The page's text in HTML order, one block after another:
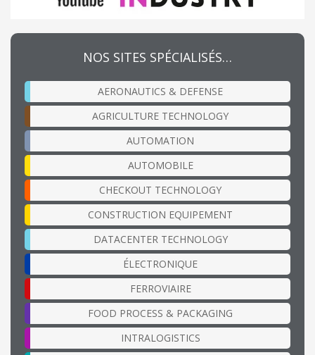
NOS SITES SPÉCIALISÉS…
AERONAUTICS & DEFENSE
AGRICULTURE TECHNOLOGY
AUTOMATION
AUTOMOBILE
CHECKOUT TECHNOLOGY
CONSTRUCTION EQUIPEMENT
DATACENTER TECHNOLOGY
ÉLECTRONIQUE
FERROVIAIRE
FOOD PROCESS & PACKAGING
INTRALOGISTICS